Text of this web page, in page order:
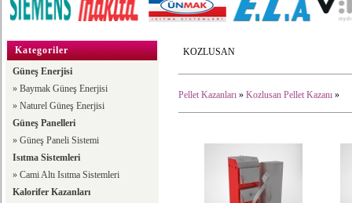
Kategoriler
Güneş Enerjisi
» Baymak Güneş Enerjisi
» Naturel Güneş Enerjisi
Güneş Panelleri
» Güneş Paneli Sistemi
Isıtma Sistemleri
» Cami Altı Isıtma Sistemleri
Kalorifer Kazanları
KOZLUSAN
Pellet Kazanları » Kozlusan Pellet Kazanı »